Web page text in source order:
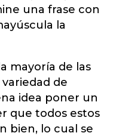
una frase con
la
mayoría de las
de
idea poner un
que todos estos
bien, lo cual se